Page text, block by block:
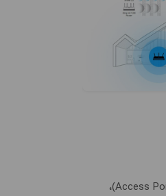
با تغییر حالت کاری روتر Archer C6 به حالت نقطه دسترسی (Access Point Mode)،